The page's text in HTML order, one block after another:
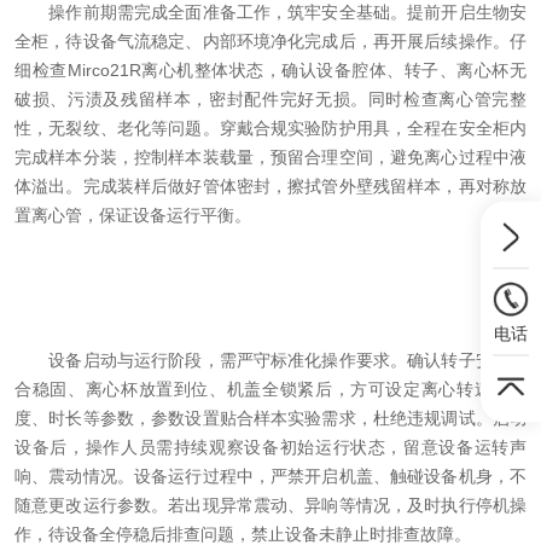
操作前期需完成全面准备工作，筑牢安全基础。提前开启生物安
全柜，待设备气流稳定、内部环境净化完成后，再开展后续操作。仔
细检查Mirco21R离心机整体状态，确认设备腔体、转子、离心杯无
破损、污渍及残留样本，密封配件完好无损。同时检查离心管完整
性，无裂纹、老化等问题。穿戴合规实验防护用具，全程在安全柜内
完成样本分装，控制样本装载量，预留合理空间，避免离心过程中液
体溢出。完成装样后做好管体密封，擦拭管外壁残留样本，再对称放
置离心管，保证设备运行平衡。
设备启动与运行阶段，需严守标准化操作要求。确认转子安装贴
合稳固、离心杯放置到位、机盖全锁紧后，方可设定离心转速、温
度、时长等参数，参数设置贴合样本实验需求，杜绝违规调试。启动
设备后，操作人员需持续观察设备初始运行状态，留意设备运转声
响、震动情况。设备运行过程中，严禁开启机盖、触碰设备机身，不
随意更改运行参数。若出现异常震动、异响等情况，及时执行停机操
作，待设备全停稳后排查问题，禁止设备未静止时排查故障。
电话